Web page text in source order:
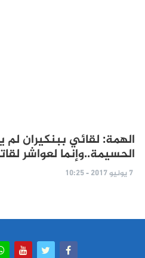
الهمة: لقائي ببنكيران
الحسيمة..وإنما لعواشر
7 يونيو 2017 - 10:25